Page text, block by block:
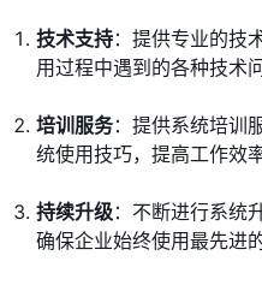
技术支持：提供专业的技
用过程中遇到的各种技术问
培训服务：提供系统培训
统使用技巧，提高工作效率
持续升级：不断进行系统
确保企业始终使用最先进